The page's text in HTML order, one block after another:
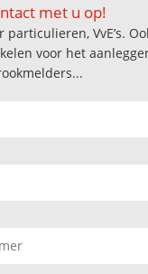
met u op!
particulieren, VvE’s.
voor het